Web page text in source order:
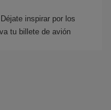
inspirar por los
tu billete de avión